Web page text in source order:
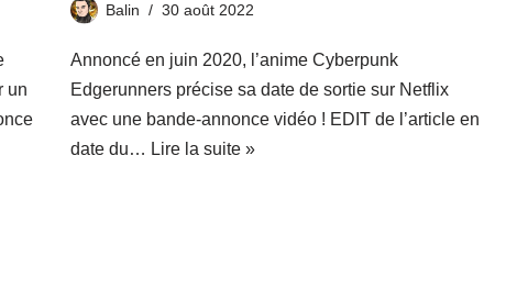
un
Balin 30 août 2022
Annoncé en juin 2020, l’anime Cyberpunk
Edgerunners précise sa date de sortie sur Netflix
avec une bande-annonce vidéo ! EDIT de l’article en
date du… Lire la suite »